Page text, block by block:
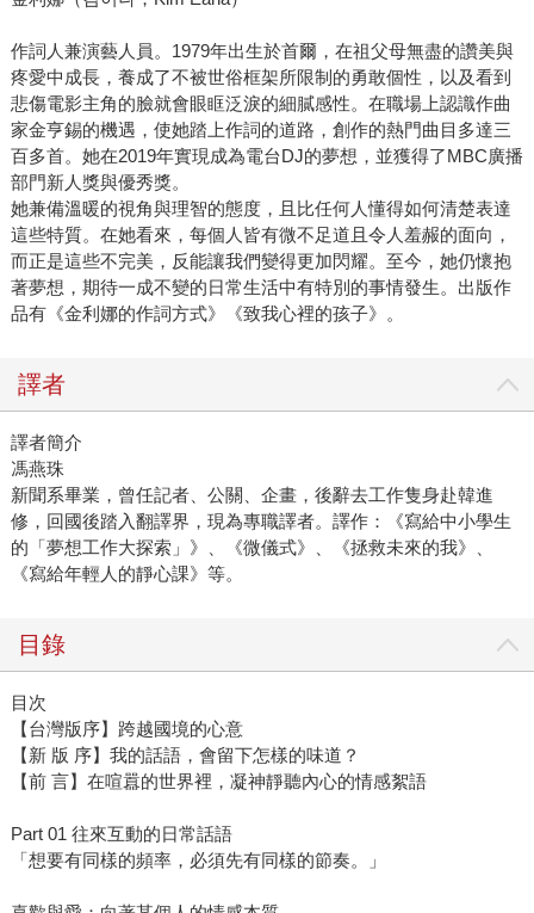
作詞人兼演藝人員。1979年出生於首爾，在祖父母無盡的讚美與
疼愛中成長，養成了不被世俗框架所限制的勇敢個性，以及看到
悲傷電影主角的臉就會眼眶泛淚的細膩感性。在職場上認識作曲
家金亨錫的機遇，使她踏上作詞的道路，創作的熱門曲目多達三
百多首。她在2019年實現成為電台DJ的夢想，並獲得了MBC廣播
部門新人獎與優秀獎。
她兼備溫暖的視角與理智的態度，且比任何人懂得如何清楚表達
這些特質。在她看來，每個人皆有微不足道且令人羞赧的面向，
而正是這些不完美，反能讓我們變得更加閃耀。至今，她仍懷抱
著夢想，期待一成不變的日常生活中有特別的事情發生。出版作
品有《金利娜的作詞方式》《致我心裡的孩子》。
譯者
譯者簡介
馮燕珠
新聞系畢業，曾任記者、公關、企畫，後辭去工作隻身赴韓進
修，回國後踏入翻譯界，現為專職譯者。譯作：《寫給中小學生
的「夢想工作大探索」》、《微儀式》、《拯救未來的我》、
《寫給年輕人的靜心課》等。
目錄
目次
【台灣版序】跨越國境的心意
【新 版 序】我的話語，會留下怎樣的味道？
【前 言】在喧囂的世界裡，凝神靜聽內心的情感絮語
Part 01 往來互動的日常話語
「想要有同樣的頻率，必須先有同樣的節奏。」